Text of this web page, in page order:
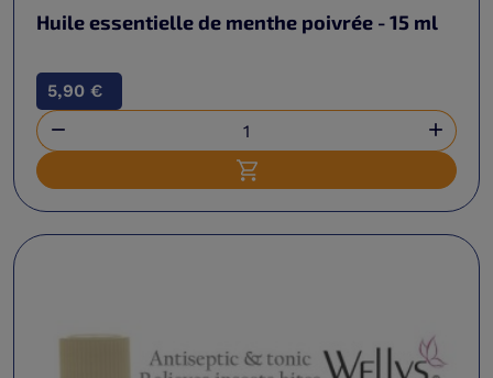
Huile essentielle de menthe poivrée - 15 ml
5,90 €
 
Ajouter au panier